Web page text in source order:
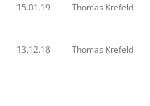
15.01.19 Thomas Krefeld
13.12.18 Thomas Krefeld